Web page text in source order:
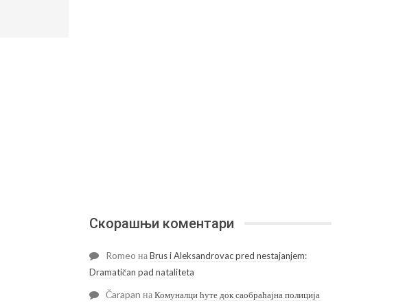
Скорашњи коментари
Romeo наBrus i Aleksandrovac pred nestajanjem:
Dramatičan pad nataliteta
Čarapan наКомуналци ћуте док саобраћајна полиција